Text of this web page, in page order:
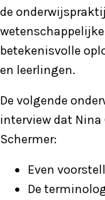
de
betekenisvolle
en leerlingen.
De volgende
interview dat Nina
Schermer:
Even
De